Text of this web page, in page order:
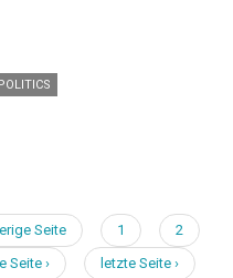
Seite Page
1 Page
2
Seite ›
Letzte
letzte Seite ›